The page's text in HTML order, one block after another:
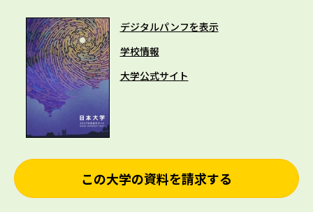
デジタルパンフを表示
学校情報
大学公式サイト
この大学の資料を請求する